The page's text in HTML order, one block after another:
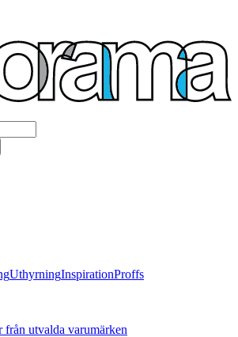
UthyrningInspirationProffs
från utvalda varumärken